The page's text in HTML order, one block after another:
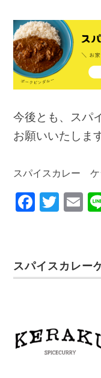
今後とも、スパ
お願いいたしま
スパイスカレー ケ
F
e
b
k
T
er
E
スパイスカレー